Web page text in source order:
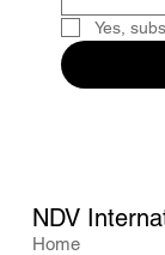
Yes,
NDV
Home